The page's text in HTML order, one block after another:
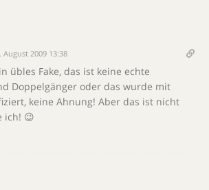
August 2009 13:38
übles Fake, das ist keine echte
Doppelgänger oder das wurde mit
keine Ahnung! Aber das ist nicht
ich! 😉